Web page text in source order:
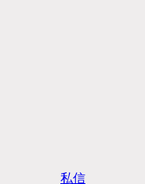
私信